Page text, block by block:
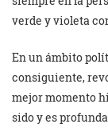
verde y violeta
En un ámbito
consiguiente,
mejor momento
sido y es